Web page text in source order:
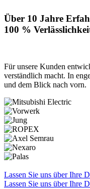
Über 10 Jahre
100 %
Für unsere Kunden
verständlich macht. In
und dem Blick nach vorn.
Lassen Sie uns über Ihre
Lassen Sie uns über Ihre